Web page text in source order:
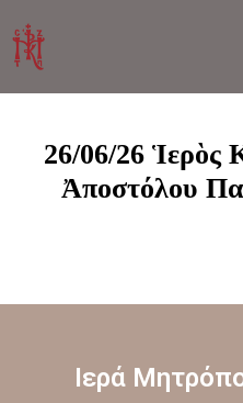
26/06/26 Ἱερὸς
Ἀποστόλου
Ιερά